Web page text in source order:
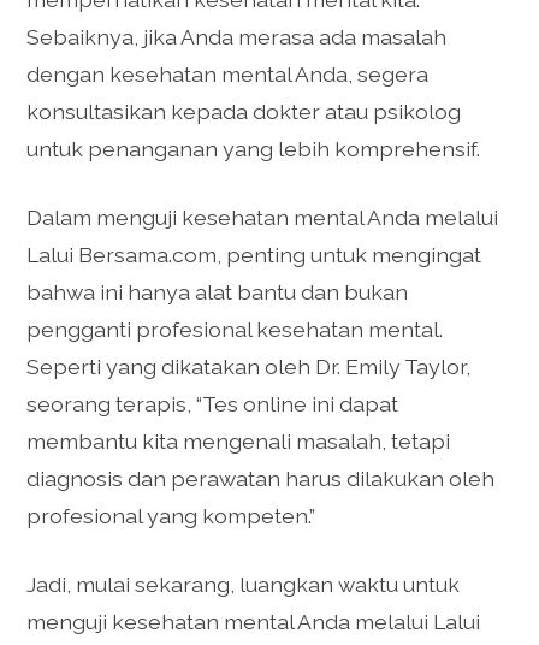
Sebaiknya, jika Anda merasa ada masalah
dengan kesehatan mental Anda, segera
konsultasikan kepada dokter atau psikolog
untuk penanganan yang lebih komprehensif.
Dalam menguji kesehatan mental Anda melalui
Lalui Bersama.com, penting untuk mengingat
bahwa ini hanya alat bantu dan bukan
pengganti profesional kesehatan mental.
Seperti yang dikatakan oleh Dr. Emily Taylor,
seorang terapis, “Tes online ini dapat
membantu kita mengenali masalah, tetapi
diagnosis dan perawatan harus dilakukan oleh
profesional yang kompeten.”
Jadi, mulai sekarang, luangkan waktu untuk
menguji kesehatan mental Anda melalui Lalui